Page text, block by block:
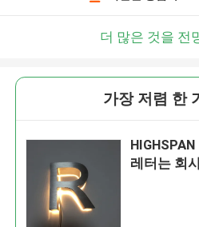
더 많은 것을 전
가장 저렴 한
레터는 회